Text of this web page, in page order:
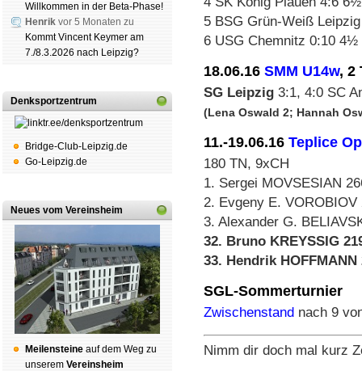
Willkommen in der Beta-Phase!
Henrik vor 5 Monaten zu
Kommt Vincent Keymer am
7./8.3.2026 nach Leipzig?
Denksportzentrum
Bridge-Club-Leipzig.de
Go-Leipzig.de
Neues vom Vereinsheim
Mei­len­stei­ne auf dem Weg zu
un­se­rem Ver­eins­heim
5 BSG Grün-Weiß
6 USG Chemnitz 0:10 4½
18.06.16 SMM U14w, 2
SG Leipzig 3:1, 4:0 SC
(Lena Oswald 2; Hannah
11.-19.06.16 Teplice
180 TN, 9xCH
1. Sergei MOVSESIAN
2. Evgeny E. VOROBIOV
3. Alexander G.
32. Bruno KREYSSIG
33. Hendrik
SGL-Sommerturnier
Zwischenstand nach 9
Nimm dir doch mal kurz